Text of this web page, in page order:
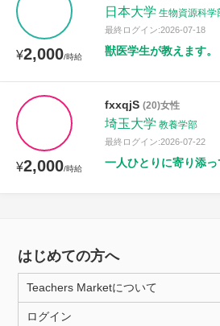
¥2,000/時給
日本大学 生物資源科学
最終ログイン:2026-07-18
獣医学生が教えます。
¥2,000/時給
fxxqjS (20)女性
埼玉大学 教養学部
最終ログイン:2026-07-22
一人ひとりに寄り添
はじめての方へ
Teachers Marketについて
ログイン